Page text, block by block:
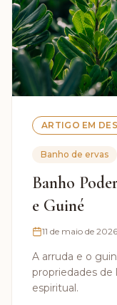
ARTIGO EM
Banho de ervas
Banho
e Guiné
11 de maio de 2026
A arruda e o
propriedades
espiritual.